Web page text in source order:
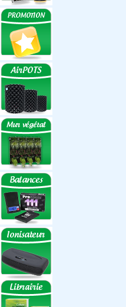
Ampoules ECO
Réflecteurs ECO
Réflecteurs
Accessoires
Box Discount
Box par marque
Hortibox
Homebox
Dark Room II
GrowLab
Box par taille
Box 40 cm
Box 60 cm
Box 80-90 cm
Box 120 cm
Autres tailles Box